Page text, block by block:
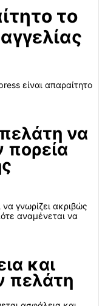
το
είναι απαραίτητο
να
πορεία
γνωρίζει ακριβώς
αναμένεται να
και
πελάτη